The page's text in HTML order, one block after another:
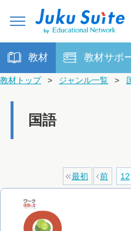
教材 教材サポ
教材トップ > ジャンル一覧 >
国語
最初
前 12